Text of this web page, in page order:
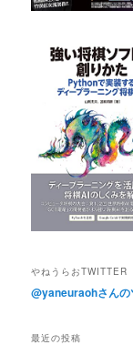
やねうらおTWITTER
@yaneuraohさんの
最近の投稿